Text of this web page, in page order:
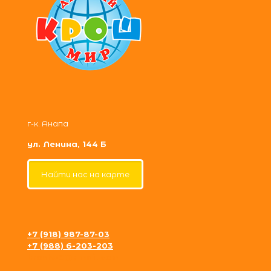
г-к. Анапа
ул. Ленина, 144 Б
Найти нас на карте
+7 (918) 987-87-03
+7 (988) 6-203-203